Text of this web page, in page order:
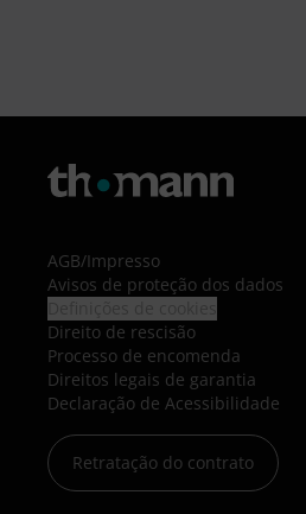
AGB/Impresso
Avisos de proteção dos dados
Direito de rescisão
Processo de encomenda
Direitos legais de garantia
Declaração de Acessibilidade
Retratação do contrato